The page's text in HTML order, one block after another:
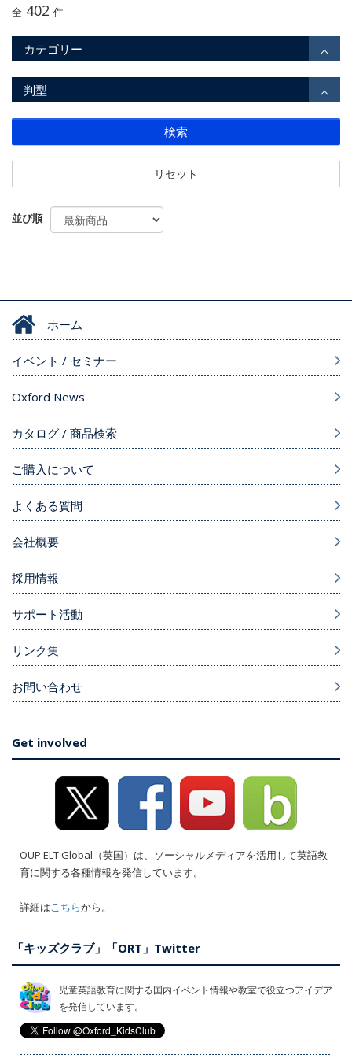
全 402 件
カテゴリー
判型
検索
リセット
並び順
ホーム
イベント / セミナー
Oxford News
カタログ / 商品検索
ご購入について
よくある質問
会社概要
採用情報
サポート活動
リンク集
お問い合わせ
Get involved
OUP ELT Global（英国）は、ソーシャルメディアを活用して英語教
育に関する各種情報を発信しています。
詳細はこちらから。
「キッズクラブ」「ORT」Twitter
児童英語教育に関する国内イベント情報や教室で役立つアイデア
を発信しています。